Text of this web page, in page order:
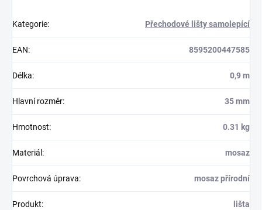
Kategorie: Přechodové lišty samolepící
EAN: 8595200447585
Délka: 0,9 m
Hlavní rozměr: 35 mm
Hmotnost: 0.31 kg
Materiál : mosaz
Povrchová úprava: mosaz přírodní
Produkt: lišta